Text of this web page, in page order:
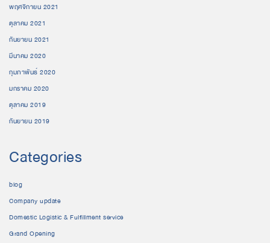
พฤศจิกายน 2021
ตุลาคม 2021
กันยายน 2021
มีนาคม 2020
กุมภาพันธ์ 2020
มกราคม 2020
ตุลาคม 2019
กันยายน 2019
Categories
blog
Company update
Domestic Logistic & Fulfillment service
Grand Opening